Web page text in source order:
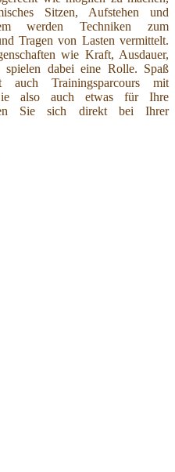
Sitzen, Aufstehen und
werden Techniken zum
Tragen von Lasten vermittelt.
wie Kraft, Ausdauer,
dabei eine Rolle. Spaß
auch Trainingsparcours mit
Sie also auch etwas für Ihre
Sie sich direkt bei Ihrer